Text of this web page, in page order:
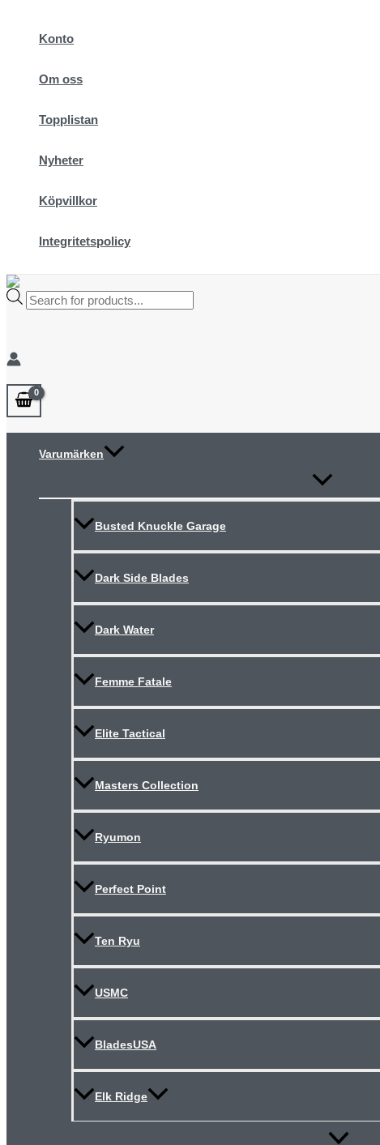
innehållKonto
Om oss
Topplistan
Nyheter
Köpvillkor
Integritetspolicy
Products
search
Varumärken
Slå
meny
Busted Knuckle Garage
Dark Side Blades
Dark Water
Femme Fatale
Elite Tactical
Masters Collection
Ryumon
Perfect Point
Ten Ryu
USMC
BladesUSA
Elk Ridge
Slå